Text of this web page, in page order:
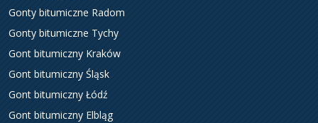
Gonty bitumiczne Radom
Gonty bitumiczne Tychy
Gont bitumiczny Kraków
Gont bitumiczny Śląsk
Gont bitumiczny Łódź
Gont bitumiczny Elbląg